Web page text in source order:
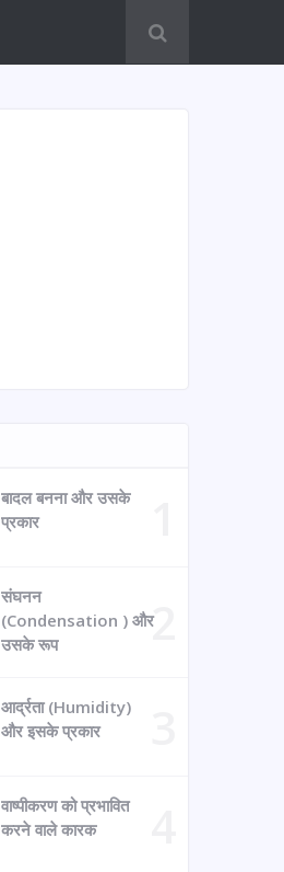
बादल बनना और उसके
प्रकार
संघनन
(Condensation ) और
उसके रूप
आर्द्रता (Humidity)
और इसके प्रकार
वाष्पीकरण को प्रभावित
करने वाले कारक